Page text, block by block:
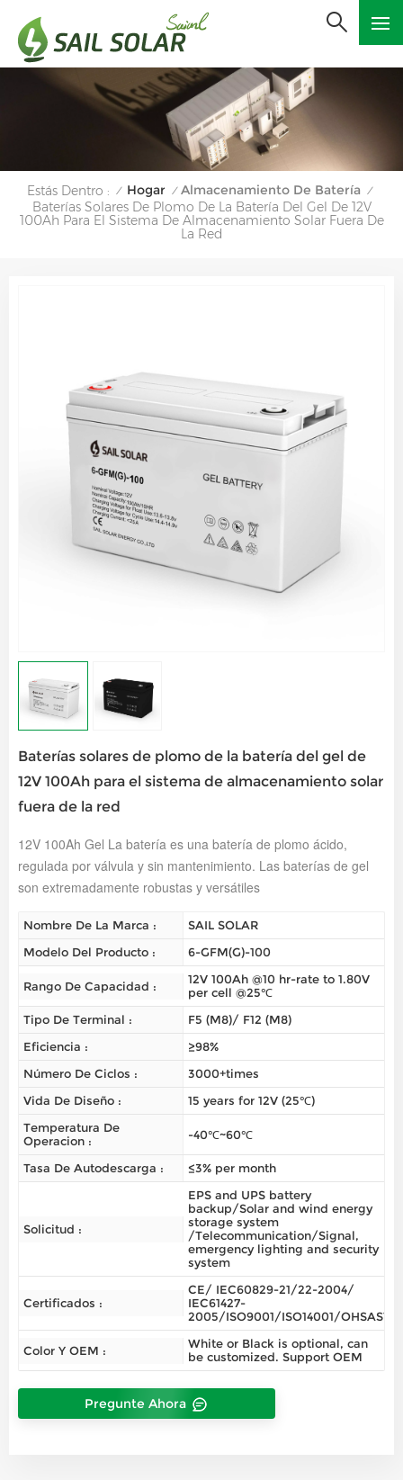
Estás Dentro : / Hogar / Almacenamiento De Batería /
Baterías Solares De Plomo De La Batería Del Gel De 12V
100Ah Para El Sistema De Almacenamiento Solar Fuera De
La Red
Baterías solares de plomo de la batería del gel de
12V 100Ah para el sistema de almacenamiento solar
fuera de la red
12V 100Ah Gel La batería es una batería de plomo ácido,
regulada por válvula y sin mantenimiento. Las baterías de gel
son extremadamente robustas y versátiles
Nombre De La Marca :
SAIL SOLAR
Modelo Del Producto :
6-GFM(G)-100
Rango De Capacidad :
12V 100Ah @10 hr-rate to 1.80V
per cell @25℃
Tipo De Terminal :
F5 (M8)/ F12 (M8)
Eficiencia :
≥98%
Número De Ciclos :
3000+times
Vida De Diseño :
15 years for 12V (25℃)
Temperatura De
Operacion :
-40℃~60℃
Tasa De Autodescarga : ≤3% per month
Solicitud :
EPS and UPS battery
backup/Solar and wind energy
storage system
/Telecommunication/Signal,
emergency lighting and security
system
Certificados :
CE/ IEC60829-21/22-2004/
IEC61427-
2005/ISO9001/ISO14001/
Color Y OEM :
White or Black is optional, can
be customized. Support OEM
Pregunte Ahora